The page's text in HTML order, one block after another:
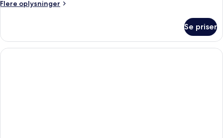
Flere oplysninger
Flere
Se priser